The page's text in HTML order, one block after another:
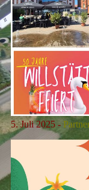
5. Juli 2025 -